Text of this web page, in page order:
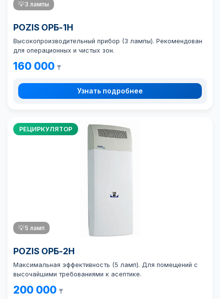
💡3 лампы
POZIS ОРБ-1Н
Высокопроизводительный прибор (3 лампы). Рекомендован
для операционных и чистых зон.
160 000 ₸
Узнать подробнее
РЕЦИРКУЛЯТОР
💡5 ламп
POZIS ОРБ-2Н
Максимальная эффективность (5 ламп). Для помещений с
высочайшими требованиями к асептике.
200 000 ₸